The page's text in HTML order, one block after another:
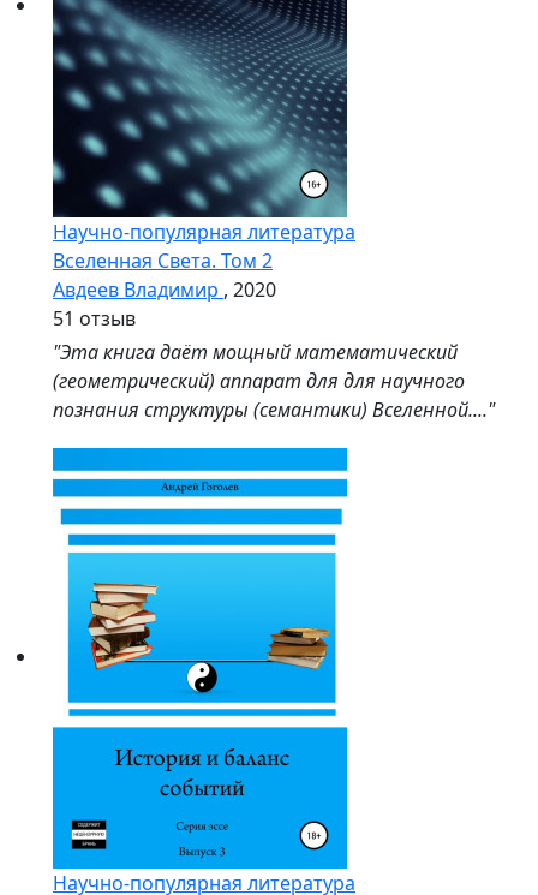
Научно-популярная литература
Вселенная Света. Том 2
Авдеев Владимир , 2020
51 отзыв
"Эта книга даёт мощный математический
(геометрический) аппарат для для научного
познания структуры (семантики) Вселенной...."
Научно-популярная литература